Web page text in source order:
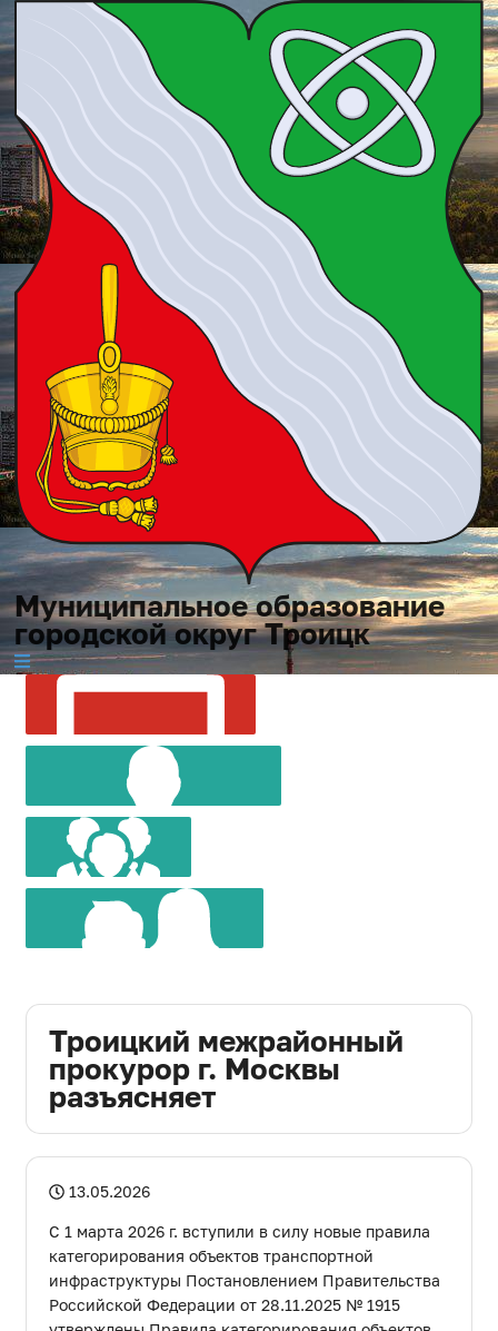
Муниципальное образование
городской округ Троицк
МУНИЦИПАЛЬНОЕ
ГОРОДСКОГО ОКРУГА
АППАРАТ
CОВЕТА ДЕПУТАТОВ
Троицкий межрайонный
прокурор г. Москвы
разъясняет
13.05.2026
С 1 марта 2026 г. вступили в силу новые правила
категорирования объектов транспортной
инфраструктуры Постановлением Правительства
Российской Федерации от 28.11.2025 № 1915